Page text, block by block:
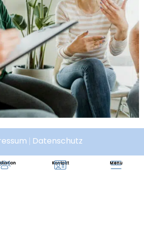
| Datenschutz
Kontakt Menu